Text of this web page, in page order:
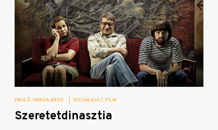
PAULÓ-VARGA ÁKOS VIZUÁLKULT FILM
Szeretetdinasztia